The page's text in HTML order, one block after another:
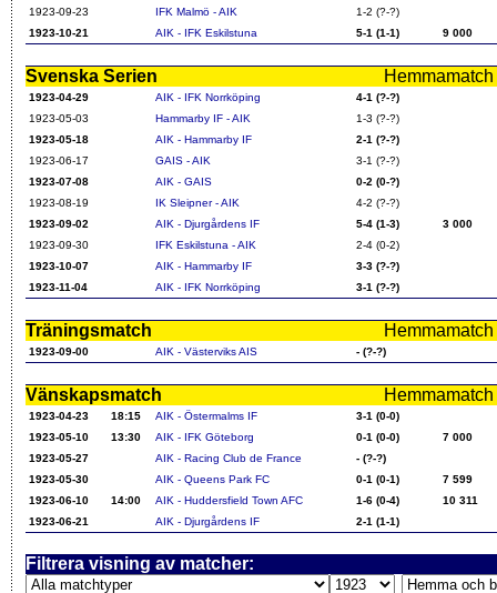
1923-09-23
IFK Malmö - AIK
1-2 (?-?)
1923-10-21
AIK - IFK Eskilstuna 5-1 (1-1) 9 000
Svenska Serien
1923-04-29 AIK - IFK Norrköping
4-1 (?-?)
1923-05-03
Hammarby IF - AIK
1-3 (?-?)
1923-05-18
AIK - Hammarby IF
2-1 (?-?)
1923-06-17
GAIS - AIK
3-1 (?-?)
1923-07-08
AIK - GAIS
0-2 (0-?)
1923-08-19
IK Sleipner - AIK
4-2 (?-?)
1923-09-02
AIK - Djurgårdens IF 5-4 (1-3)
3 000
1923-09-30
IFK Eskilstuna - AIK
2-4 (0-2)
1923-10-07
AIK - Hammarby IF
3-3 (?-?)
1923-11-04
AIK - IFK Norrköping 3-1 (?-?)
Träningsmatch
1923-09-00 AIK - Västerviks AIS - (?-?)
Vänskapsmatch
1923-04-23 18:15 AIK - Östermalms IF
3-1 (0-0)
1923-05-10
13:30 AIK - IFK Göteborg 0-1 (0-0)
7 000
1923-05-27
AIK - Racing Club de France
- (?-?)
1923-05-30
AIK - Queens Park FC 0-1 (0-1)
7 599
1923-06-10
14:00 AIK - Huddersfield Town AFC 1-6 (0-4)
10 311
1923-06-21
AIK - Djurgårdens IF 2-1 (1-1)
Filtrera visning av matcher: